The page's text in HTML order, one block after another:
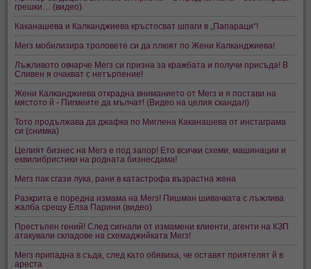
грешки… (видео)
Каканашева и Калканджиева кръстосват шпаги в „Папараци“!
Мегз мобилизира троловете си да плюят по Жени Калканджиева!
Лъжливото овчарче Мегз си призна за кражбата и получи присъда! В
Сливен я очакват с нетърпение!
Жени Калканджиева открадна вниманието от Мегз и я постави на
мястото й - Пигмеите да мълчат! (Видео на целия скандал)
Тото продължава да джафка по Миглена Каканашева от инстаграма
си (снимка)
Целият бизнес на Мегз е под запор! Ето всички схеми, машинации и
еквилибристики на родната бизнесдама!
Мегз пак сгази лука, рани в катастрофа възрастна жена
Разкрита е поредна измама на Мегз! Пишман шивачката с лъжлива
жалба срещу Елза Парини (видео)
Престъпен гений! След сигнали от измамени клиенти, агенти на КЗП
атакували складове на схемаджийката Мегз!
Мегз припадна в съда, след като обявиха, че оставят приятелят й в
ареста